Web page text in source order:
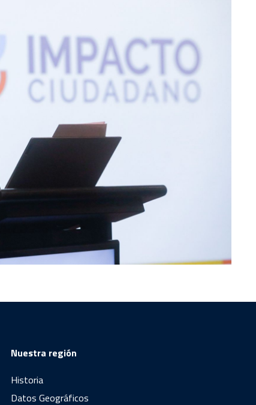
Nuestra región
Historia
Datos Geográficos